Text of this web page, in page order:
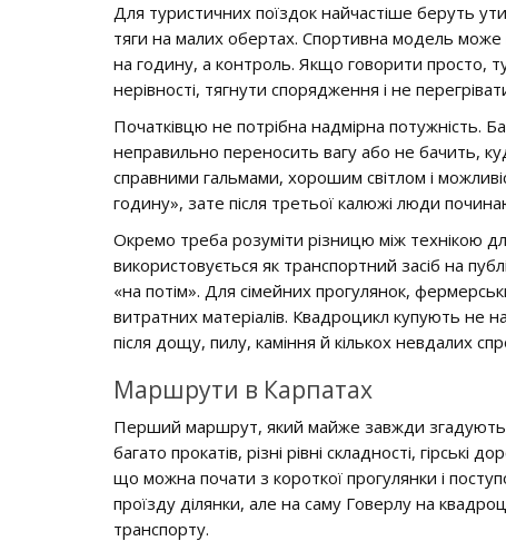
Для туристичних поїздок найчастіше беруть
тяги на малих обертах. Спортивна модель може
на годину, а контроль. Якщо говорити просто,
нерівності, тягнути спорядження і не
Початківцю не потрібна надмірна потужність.
неправильно переносить вагу або не бачить,
справними гальмами, хорошим світлом і
годину», зате після третьої калюжі люди
Окремо треба розуміти різницю між технікою
використовується як транспортний засіб на
«на потім». Для сімейних прогулянок,
витратних матеріалів. Квадроцикл купують
після дощу, пилу, каміння й кількох невдалих
Маршрути в Карпатах
Перший маршрут, який майже завжди згадують
багато прокатів, різні рівні складності,
що можна почати з короткої прогулянки і
проїзду ділянки, але на саму Говерлу на
транспорту.